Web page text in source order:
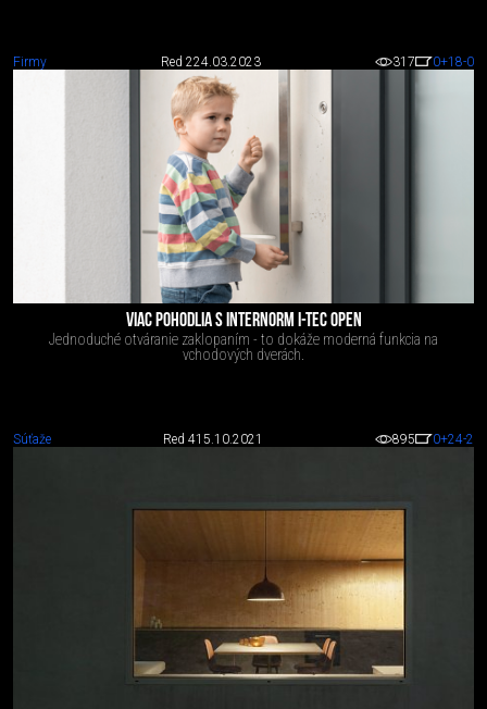
Firmy Red 224.03.2023 317 0+18-0
VIAC POHODLIA S INTERNORM I-TEC OPEN
Jednoduché otváranie zaklopaním - to dokáže moderná funkcia na
vchodových dverách.
Súťaže Red 415.10.2021 895 0+24-2